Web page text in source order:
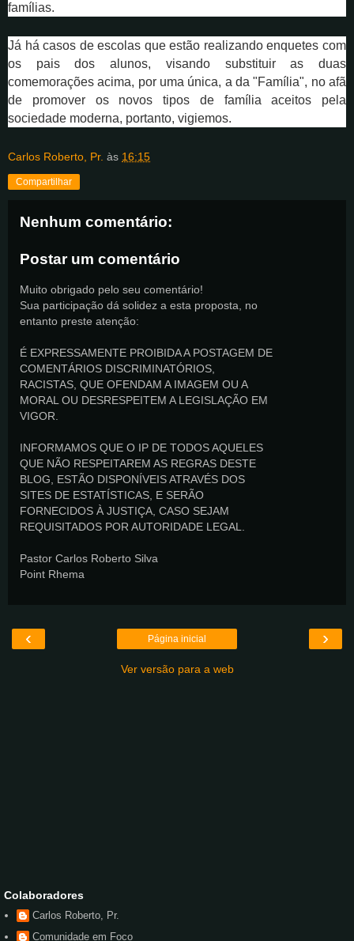
famílias.
Já há casos de escolas que estão realizando enquetes com
os pais dos alunos, visando substituir as duas
comemorações acima, por uma única, a da "Família", no afã
de promover os novos tipos de família aceitos pela
sociedade moderna, portanto, vigiemos.
Carlos Roberto, Pr. às 16:15
Compartilhar
Nenhum comentário:
Postar um comentário
Muito obrigado pelo seu comentário!
Sua participação dá solidez a esta proposta, no
entanto preste atenção:
É EXPRESSAMENTE PROIBIDA A POSTAGEM DE
COMENTÁRIOS DISCRIMINATÓRIOS,
RACISTAS, QUE OFENDAM A IMAGEM OU A
MORAL OU DESRESPEITEM A LEGISLAÇÃO EM
VIGOR.
INFORMAMOS QUE O IP DE TODOS AQUELES
QUE NÃO RESPEITAREM AS REGRAS DESTE
BLOG, ESTÃO DISPONÍVEIS ATRAVÉS DOS
SITES DE ESTATÍSTICAS, E SERÃO
FORNECIDOS À JUSTIÇA, CASO SEJAM
REQUISITADOS POR AUTORIDADE LEGAL.
Pastor Carlos Roberto Silva
Point Rhema
‹ ›
Página inicial
Ver versão para a web
Colaboradores
Carlos Roberto, Pr.
Comunidade em Foco